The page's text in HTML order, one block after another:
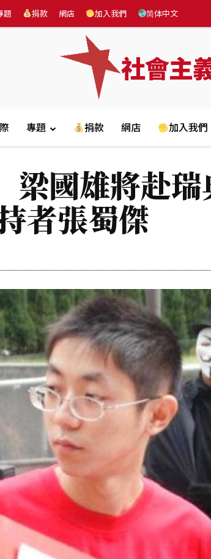
題 捐款 網店 加入我們 简体中文
社會主
專題 捐款 網店 加入我們
梁國雄將赴
者張蜀傑